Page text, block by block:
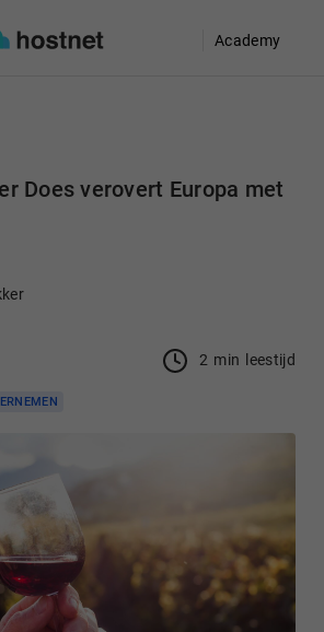
Academy
Does verovert Europa met
2 min leestijd